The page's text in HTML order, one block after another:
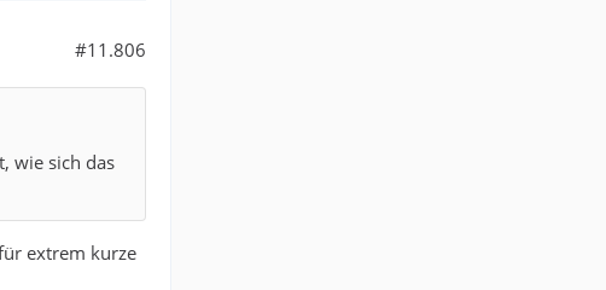
#11.806
wie sich das
extrem kurze